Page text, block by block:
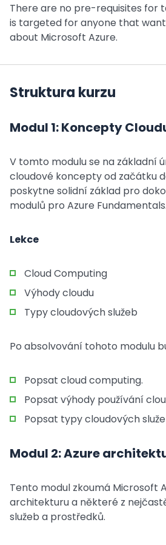
There are no pre-requisites for
is targeted for anyone that
about Microsoft Azure.
Struktura kurzu
Modul 1: Koncepty
V tomto modulu se na základní
cloudové koncepty od začátku
poskytne solidní základ pro
modulů pro Azure Fundamentals.
Lekce
Cloud Computing
Výhody cloudu
Typy cloudových služeb
Po absolvování tohoto modulu
Popsat cloud computing.
Popsat výhody používání
Popsat typy cloudových
Modul 2: Azure
Tento modul zkoumá Microsoft
architekturu a některé z
služeb a prostředků.